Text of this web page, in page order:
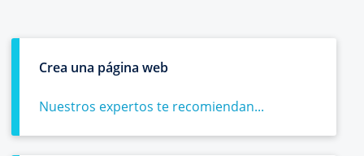
Crea una página web
Nuestros expertos te recomiendan...